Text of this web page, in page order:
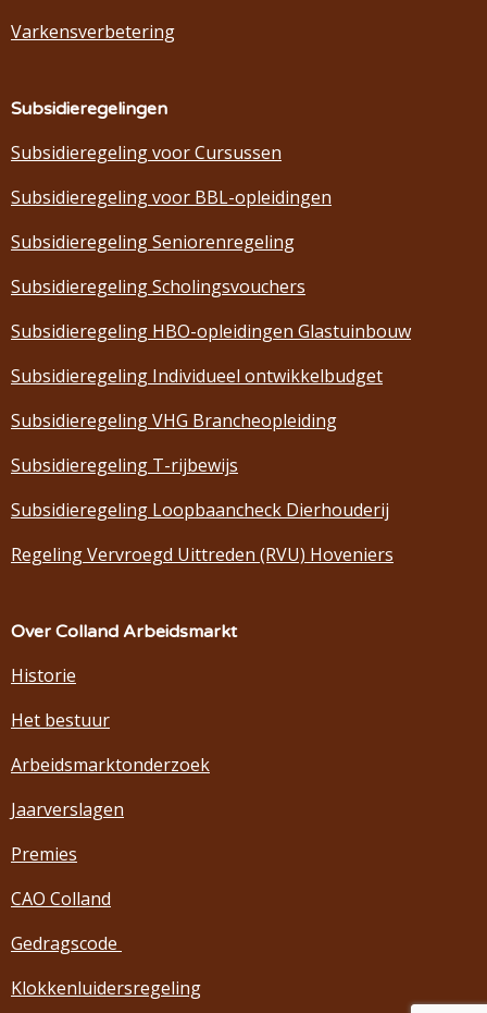
Varkensverbetering
Subsidieregelingen
Subsidieregeling voor Cursussen
Subsidieregeling voor BBL-opleidingen
Subsidieregeling Seniorenregeling
Subsidieregeling Scholingsvouchers
Subsidieregeling HBO-opleidingen Glastuinbouw
Subsidieregeling Individueel ontwikkelbudget
Subsidieregeling VHG Brancheopleiding
Subsidieregeling T-rijbewijs
Subsidieregeling Loopbaancheck Dierhouderij
Regeling Vervroegd Uittreden (RVU) Hoveniers
Over Colland Arbeidsmarkt
Historie
Het bestuur
Arbeidsmarktonderzoek
Jaarverslagen
Premies
CAO Colland
Gedragscode
Klokkenluidersregeling